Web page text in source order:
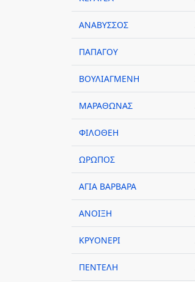
ΑΝΑΒΥΣΣΟΣ
ΠΑΠΑΓΟΥ
ΒΟΥΛΙΑΓΜΕΝΗ
ΜΑΡΑΘΩΝΑΣ
ΦΙΛΟΘΕΗ
ΩΡΩΠΟΣ
ΑΓΙΑ ΒΑΡΒΑΡΑ
ΑΝΟΙΞΗ
ΚΡΥΟΝΕΡΙ
ΠΕΝΤΕΛΗ